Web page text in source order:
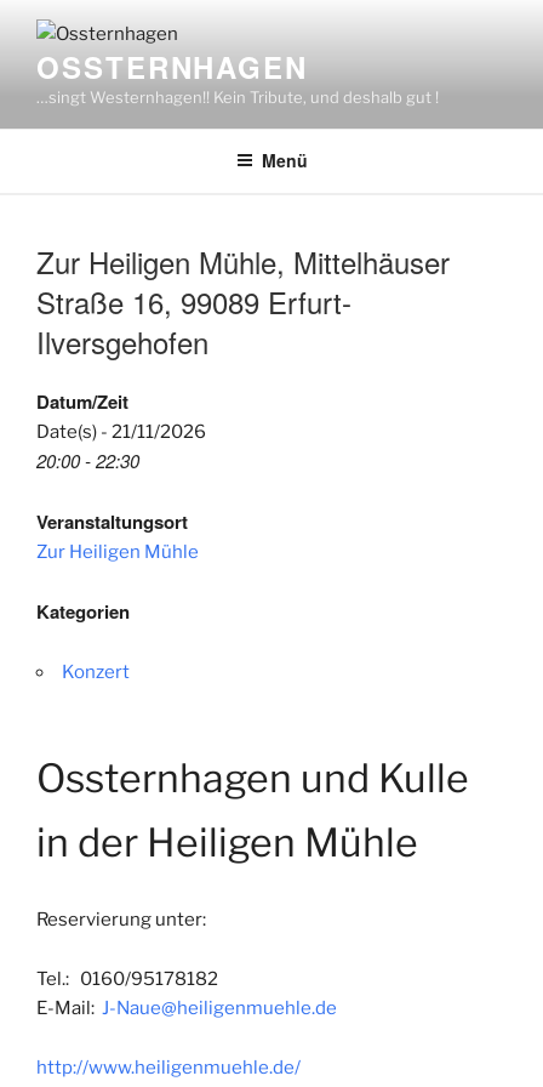
Inhalt
springenOSSTERNHAGEN
…singt Westernhagen!! Kein Tribute, und deshalb gut !
Menü
Zur Heiligen Mühle, Mittelhäuser
Straße 16, 99089 Erfurt-
Ilversgehofen
Datum/Zeit
Date(s) - 21/11/2026
20:00 - 22:30
Veranstaltungsort
Zur Heiligen Mühle
Kategorien
Konzert
Ossternhagen und Kulle
in der Heiligen Mühle
Reservierung unter:
Tel.: 0160/95178182
E-Mail: J-Naue@heiligenmuehle.de
http://www.heiligenmuehle.de/